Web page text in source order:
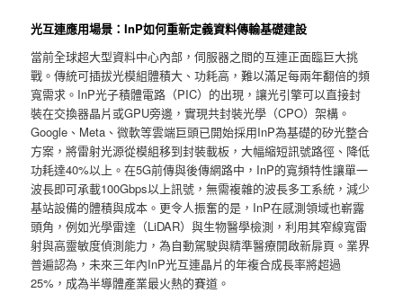
光互連應用場景：InP如何重新定義資料傳輸基礎建設
當前全球超大型資料中心內部，伺服器之間的互連正面臨巨大挑
戰。傳統可插拔光模組體積大、功耗高，難以滿足每兩年翻倍的頻
寬需求。InP光子積體電路（PIC）的出現，讓光引擎可以直接封
裝在交換器晶片或GPU旁邊，實現共封裝光學（CPO）架構。
Google、Meta、微軟等雲端巨頭已開始採用InP為基礎的矽光整合
方案，將雷射光源從模組移到封裝載板，大幅縮短訊號路徑、降低
功耗達40%以上。在5G前傳與後傳網路中，InP的寬頻特性讓單一
波長即可承載100Gbps以上訊號，無需複雜的波長多工系統，減少
基站設備的體積與成本。更令人振奮的是，InP在感測領域也嶄露
頭角，例如光學雷達（LiDAR）與生物醫學檢測，利用其窄線寬雷
射與高靈敏度偵測能力，為自動駕駛與精準醫療開啟新扉頁。業界
普遍認為，未來三年內InP光互連晶片的年複合成長率將超過
25%，成為半導體產業最火熱的賽道。